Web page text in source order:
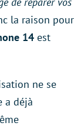
la raison pour
14 est
ne se
a déjà